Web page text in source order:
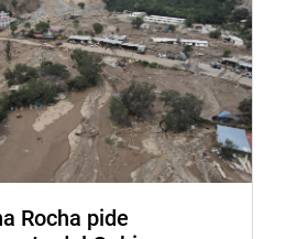
Rocha pide